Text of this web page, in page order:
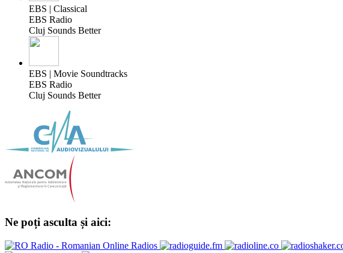
EBS | Classical
EBS Radio
Cluj Sounds Better
EBS | Movie Soundtracks
EBS Radio
Cluj Sounds Better
Ne poți asculta și aici: